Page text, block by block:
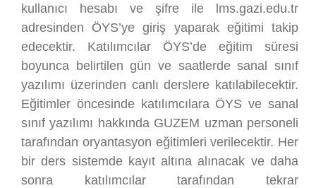
kullanıcı hesabı ve şifre ile lms.gazi.edu.tr
adresinden ÖYS’ye giriş yaparak eğitimi takip
edecektir. Katılımcılar ÖYS’de eğitim süresi
boyunca belirtilen gün ve saatlerde sanal sınıf
yazılımı üzerinden canlı derslere katılabilecektir.
Eğitimler öncesinde katılımcılara ÖYS ve sanal
sınıf yazılımı hakkında GUZEM uzman personeli
tarafından oryantasyon eğitimleri verilecektir. Her
bir ders sistemde kayıt altına alınacak ve daha
sonra katılımcılar tarafından tekrar